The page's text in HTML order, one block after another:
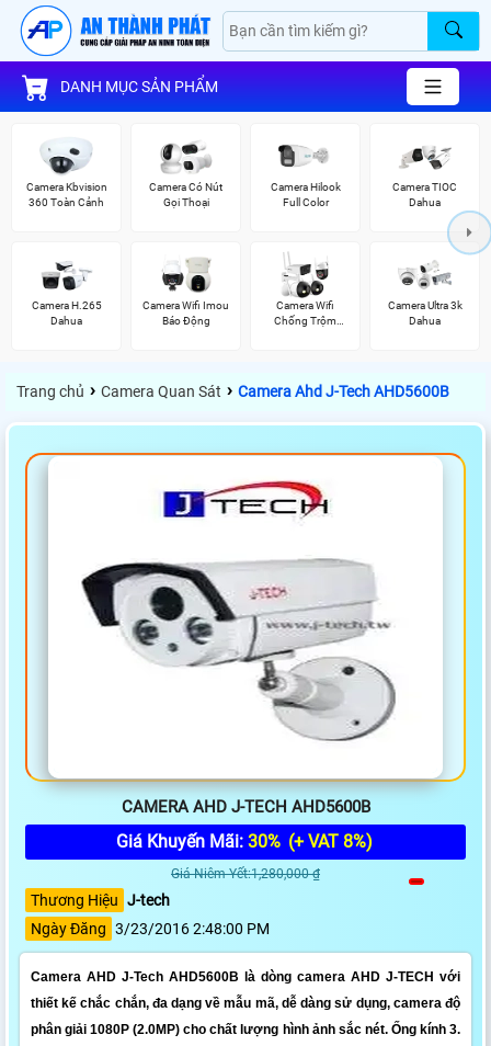
DANH MỤC SẢN PHẨM
Camera Kbvision
360 Toàn Cảnh
Camera Có Nút
Gọi Thoại
Camera Hilook
Full Color
Camera TIOC
Dahua
Camera H.265
Dahua
Camera Wifi Imou
Báo Động
Camera Wifi
Chống Trộm
Camera Ultra 3k
Dahua
Trang chủ › Camera Quan Sát › Camera Ahd J-Tech AHD5600B
CAMERA AHD J-TECH AHD5600B
Giá Khuyến Mãi: 30% (+ VAT 8%)
Giá Niêm Yết:1,280,000 ₫
Thương Hiệu J-tech
Ngày Đăng 3/23/2016 2:48:00 PM
Camera AHD J-Tech AHD5600B là dòng camera AHD J-TECH với
thiết kế chắc chắn, đa dạng về mẫu mã, dễ dàng sử dụng, camera độ
phân giải 1080P (2.0MP) cho chất lượng hình ảnh sắc nét. Ống kính 3.